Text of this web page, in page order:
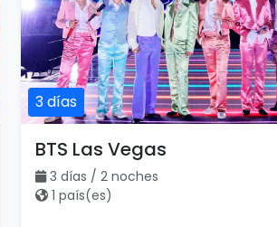
3 días
BTS Las Vegas
3 días / 2 noches
1 país(es)